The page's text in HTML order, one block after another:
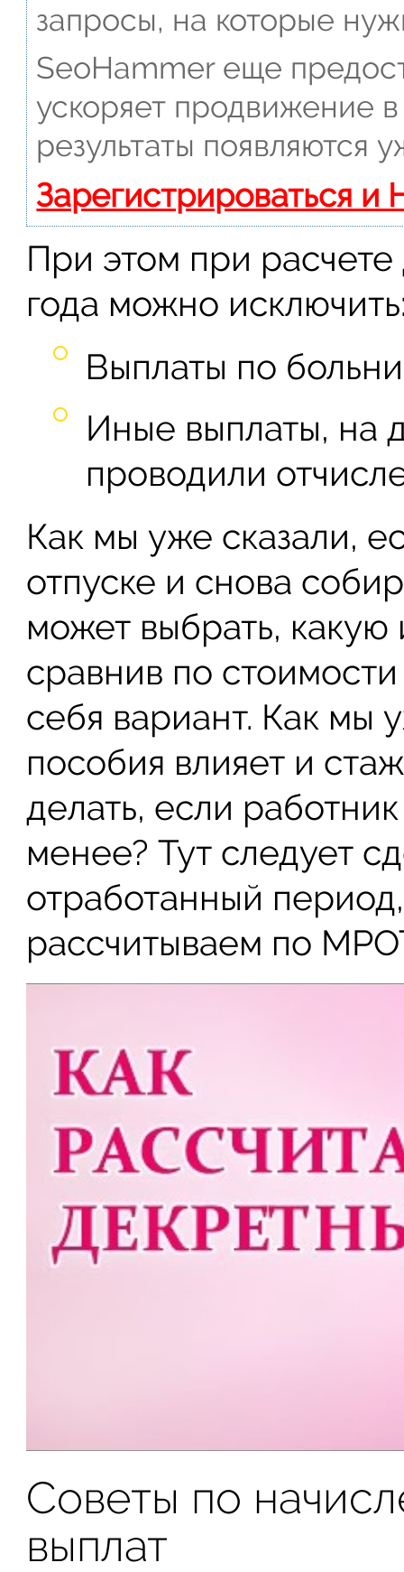
запросы, на которые
SeoHammer еще
ускоряет продвижение
результаты появляются
Зарегистрироваться и
При этом при
года можно
Выплаты по
Иные выплаты, на
проводили
Как мы уже сказали,
отпуске и снова
может выбрать, какую
сравнив по
себя вариант. Как мы
пособия влияет и
делать, если
менее? Тут следует
отработанный
рассчитываем по
Советы по
выплат